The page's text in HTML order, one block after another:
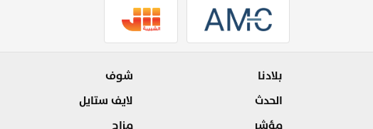
بلادنا
الحدث
شوف
لايف ستايل